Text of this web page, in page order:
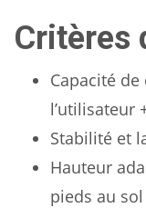
Critères
Capacité
l’utilisateur
Stabilité et
Hauteur
pieds au sol